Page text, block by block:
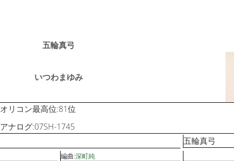
五輪真弓
いつわまゆみ
オリコン最高位:81位
アナログ:07SH-1745
五輪真弓
編曲:深町純